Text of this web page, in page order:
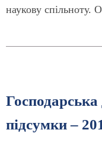
наукову спільноту.
Господарська
підсумки –